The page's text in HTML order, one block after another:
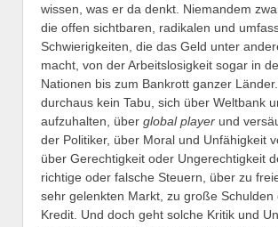
wissen, was er da denkt. Niemandem
die offen sichtbaren, radikalen und
Schwierigkeiten, die das Geld unter
macht, von der Arbeitslosigkeit sogar in
Nationen bis zum Bankrott ganzer
durchaus kein Tabu, sich über Weltbank
aufzuhalten, über global player und
der Politiker, über Moral und Unfähigkeit
über Gerechtigkeit oder Ungerechtigkeit
richtige oder falsche Steuern, über zu
sehr gelenkten Markt, zu große Schulden
Kredit. Und doch geht solche Kritik und